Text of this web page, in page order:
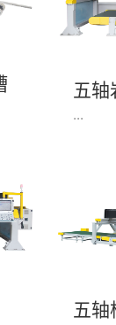
流
五轴
...
1、
件，
学。2
稳、
五轴